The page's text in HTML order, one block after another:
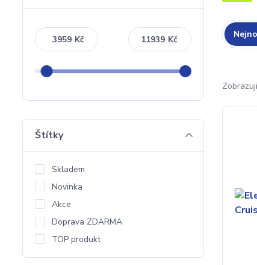
Kč Kč
Štítky
Skladem
Novinka
Akce
Doprava ZDARMA
TOP produkt